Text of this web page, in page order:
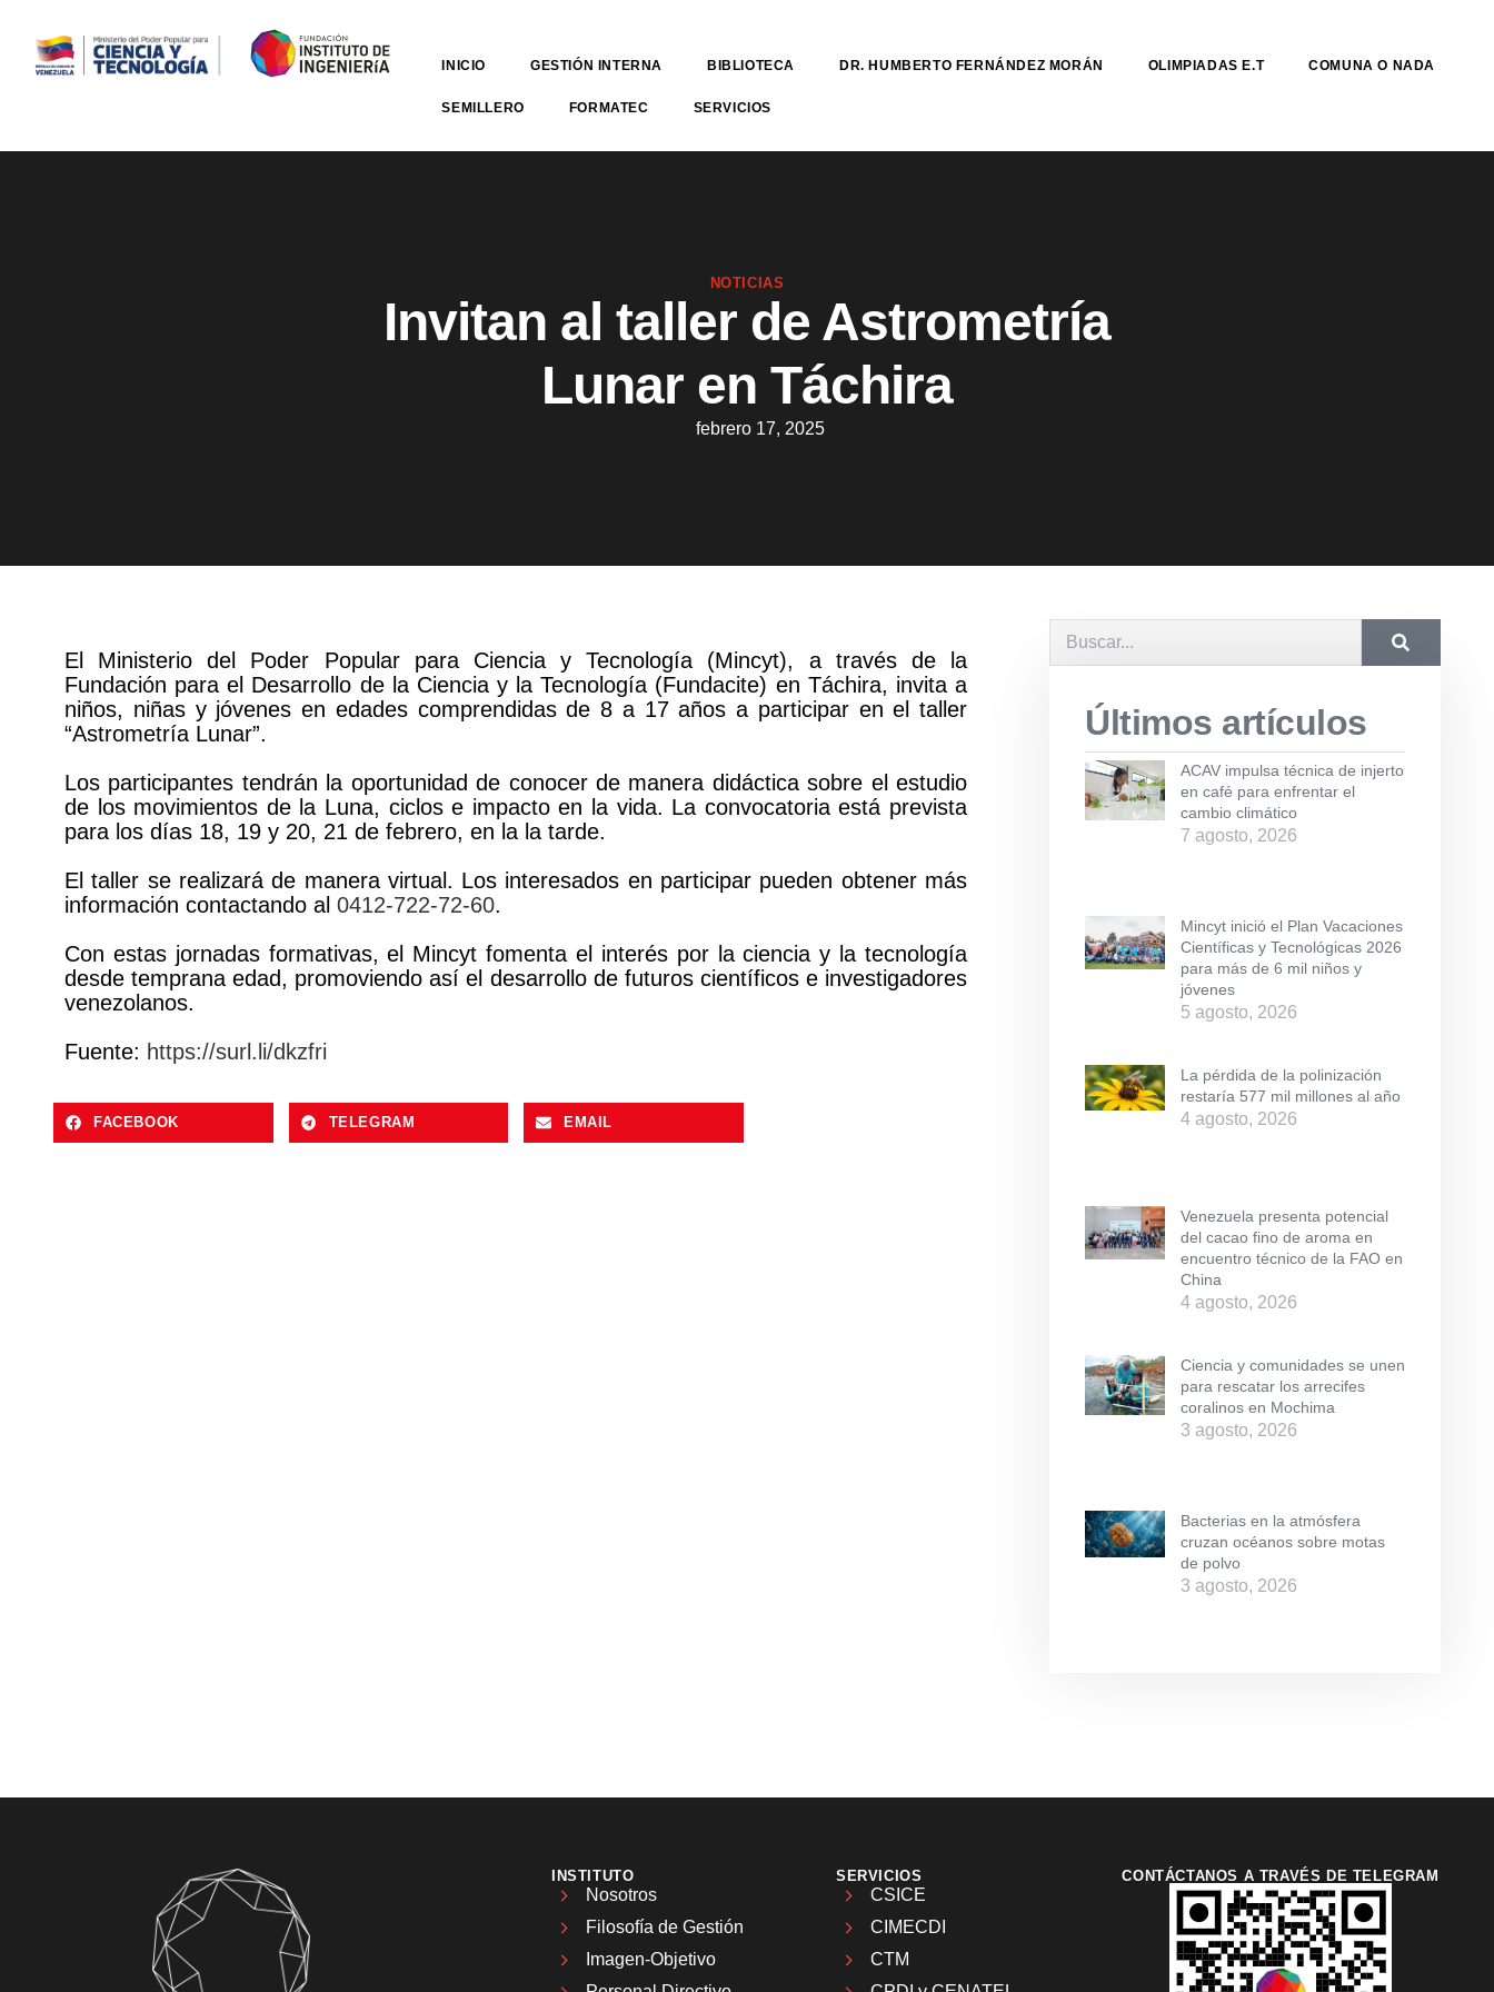
INICIO GESTIÓN INTERNA BIBLIOTECA DR. HUMBERTO FERNÁNDEZ MORÁN OLIMPIADAS E.T COMUNA O NADA
SEMILLERO FORMATEC SERVICIOS
NOTICIAS
Invitan al taller de Astrometría
Lunar en Táchira
febrero 17, 2025
El Ministerio del Poder Popular para Ciencia y Tecnología (Mincyt), a través de la
Fundación para el Desarrollo de la Ciencia y la Tecnología (Fundacite) en Táchira, invita a
niños, niñas y jóvenes en edades comprendidas de 8 a 17 años a participar en el taller
“Astrometría Lunar”.
Los participantes tendrán la oportunidad de conocer de manera didáctica sobre el estudio
de los movimientos de la Luna, ciclos e impacto en la vida. La convocatoria está prevista
para los días 18, 19 y 20, 21 de febrero, en la la tarde.
El taller se realizará de manera virtual. Los interesados en participar pueden obtener más
información contactando al 0412-722-72-60.
Con estas jornadas formativas, el Mincyt fomenta el interés por la ciencia y la tecnología
desde temprana edad, promoviendo así el desarrollo de futuros científicos e investigadores
venezolanos.
Fuente: https://surl.li/dkzfri
FACEBOOK TELEGRAM EMAIL
Últimos artículos
ACAV impulsa técnica de injerto
en café para enfrentar el
cambio climático
7 agosto, 2026
Mincyt inició el Plan Vacaciones
Científicas y Tecnológicas 2026
para más de 6 mil niños y
jóvenes
5 agosto, 2026
La pérdida de la polinización
restaría 577 mil millones al año
4 agosto, 2026
Venezuela presenta potencial
del cacao fino de aroma en
encuentro técnico de la FAO en
China
4 agosto, 2026
Ciencia y comunidades se unen
para rescatar los arrecifes
coralinos en Mochima
3 agosto, 2026
Bacterias en la atmósfera
cruzan océanos sobre motas
de polvo
3 agosto, 2026
INSTITUTO
Nosotros
Filosofía de Gestión
Imagen-Objetivo
SERVICIOS
CSICE
CIMECDI
CTM
CONTÁCTANOS A TRAVÉS DE TELEGRAM